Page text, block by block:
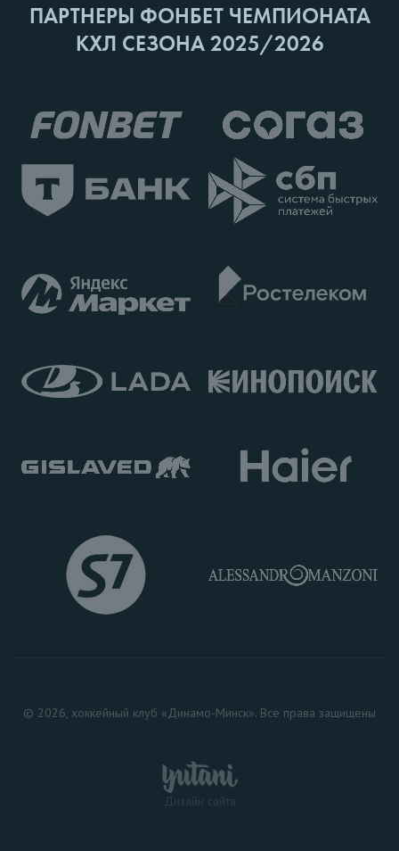
ПАРТНЕРЫ ФОНБЕТ ЧЕМПИОНАТА
КХЛ СЕЗОНА 2025/2026
© 2026, хоккейный клуб «Динамо-Минск». Все права защищены
Дизайн сайта